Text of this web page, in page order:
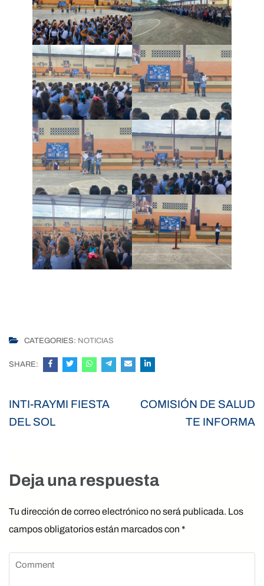
CATEGORIES: NOTICIAS
SHARE:
Navegación
de
INTI-RAYMI FIESTA
DEL SOL
COMISIÓN DE SALUD
TE INFORMA
Deja una respuesta
Tu dirección de correo electrónico no será publicada. Los
campos obligatorios están marcados con *
Comment